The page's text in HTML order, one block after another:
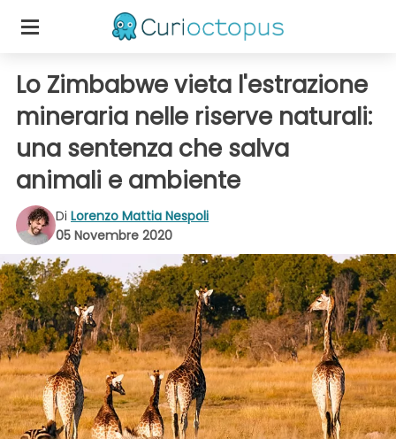
Lo Zimbabwe vieta l'estrazione
mineraria nelle riserve naturali:
una sentenza che salva
animali e ambiente
Di Lorenzo Mattia Nespoli
05 Novembre 2020